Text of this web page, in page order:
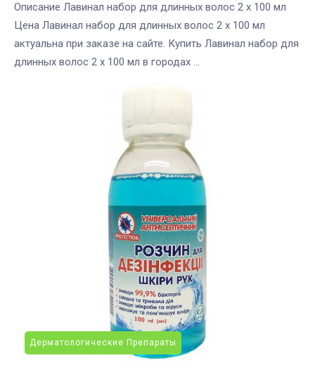
Описание Лавинал набор для длинных волос 2 х 100 мл
Цена Лавинал набор для длинных волос 2 х 100 мл
актуальна при заказе на сайте. Купить Лавинал набор для
длинных волос 2 х 100 мл в городах ...
Дерматологические Препараты